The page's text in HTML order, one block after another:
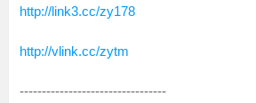
http://link3.cc/zy178
http://vlink.cc/zytm
---------------------------------